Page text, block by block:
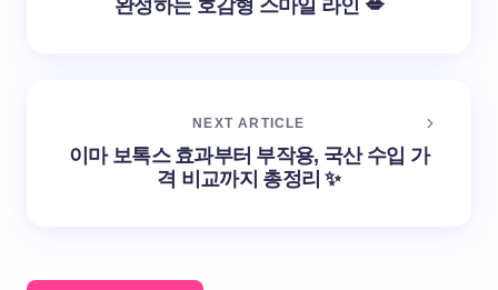
완성하는 호감형 스마일 라인 💋
NEXT ARTICLE
이마 보톡스 효과부터 부작용, 국산 수입 가
격 비교까지 총정리 ✨